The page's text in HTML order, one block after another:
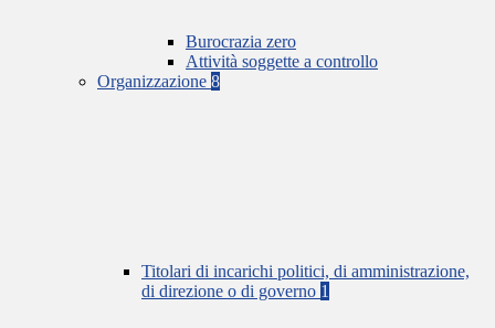
Burocrazia zero
Attività soggette a controllo
Organizzazione 8
Titolari di incarichi politici, di amministrazione,
di direzione o di governo 1